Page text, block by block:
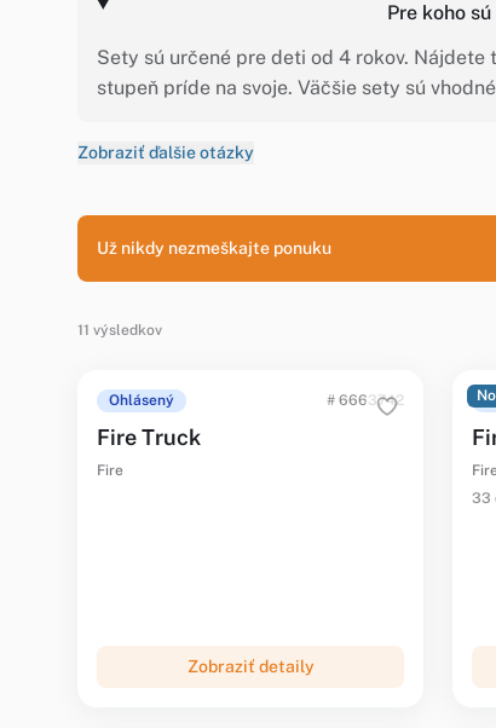
Pre koho
Sety sú určené pre deti od 4 rokov.
stupeň príde na svoje. Väčšie sety sú
Zobraziť ďalšie otázky
Už nikdy nezmeškajte ponuku
11 výsledkov
Ohlásený # 6663742
Fire Truck
Fire
Zobraziť detaily
33